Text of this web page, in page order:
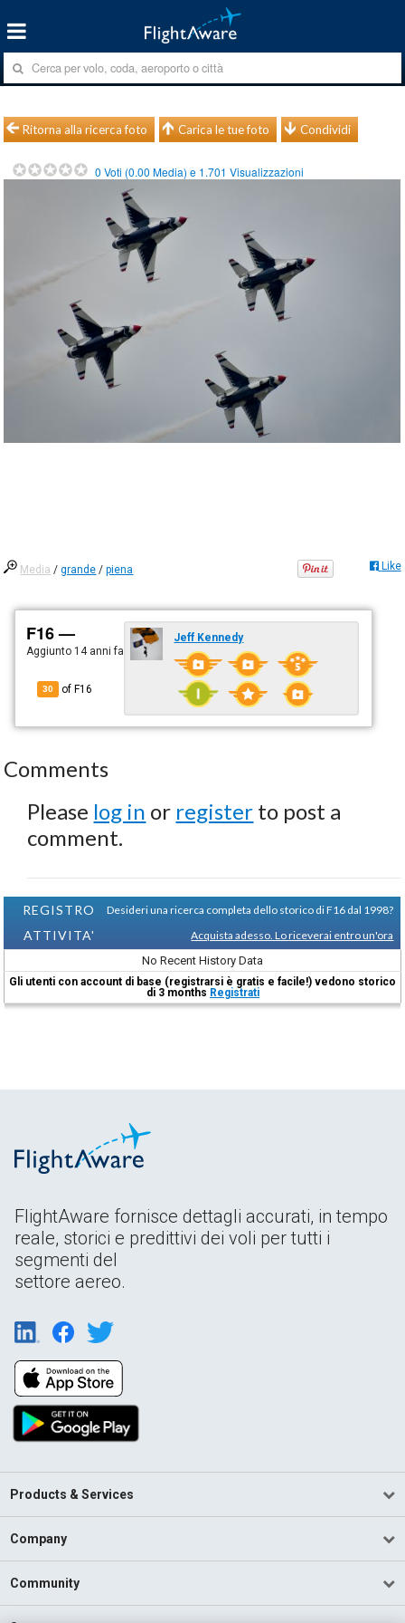
Ritorna alla ricerca foto Carica le tue foto Condividi
0 Voti (0.00 Media) e 1.701 Visualizzazioni
Media /grande /piena Like
F16 —
Aggiunto 14 anni fa
30 of F16
Jeff Kennedy
Comments
Please log in or register to post a
comment.
REGISTRO
ATTIVITA'
Desideri una ricerca completa dello storico di F16 dal 1998?
Acquista adesso. Lo riceverai entro un'ora
No Recent History Data
Gli utenti con account di base (registrarsi è gratis e facile!) vedono storico
di 3 months Registrati
FlightAware fornisce dettagli accurati, in tempo
reale, storici e predittivi dei voli per tutti i
segmenti del
settore aereo.
Products & Services
Company
Community